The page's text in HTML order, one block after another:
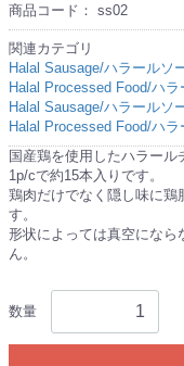
商品コード： ss02
関連カテゴリ
Halal Sausage/ハラールソ
Halal Processed Food/ハラ
Halal Sausage/ハラールソ
Halal Processed Food/ハラ
国産鶏を使用したハラール
1p/cで約15本入りです。
鶏肉だけでなく隠し味に鶏
す。
形状によっては真空になら
ん。
数量